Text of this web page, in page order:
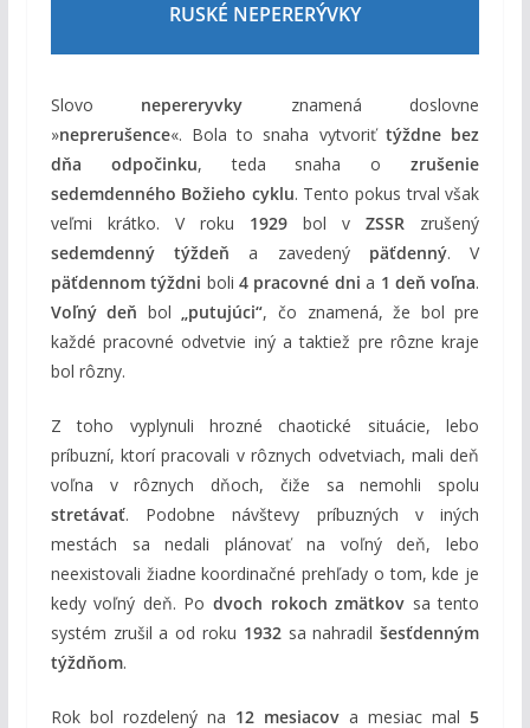
RUSKÉ NEPERERÝVKY
Slovo nepereryvky znamená doslovne
»neprerušence«. Bola to snaha vytvoriťtýždne bez
dňa odpočinku, teda snaha ozrušenie
sedemdenného Božieho cyklu. Tento pokus trval však
veľmi krátko. V roku 1929 bol vZSSR zrušený
sedemdenný týždeň a zavedený päťdenný. V
päťdennom týždni boli 4 pracovné dni a 1 deň voľna.
Voľný deň bol„putujúci“, čo znamená, že bol pre
každé pracovné odvetvie iný a taktiež pre rôzne kraje
bol rôzny.
Z toho vyplynuli hrozné chaotické situácie, lebo
príbuzní, ktorí pracovali v rôznych odvetviach, mali deň
voľna v rôznych dňoch, čiže sa nemohli spolu
stretávať. Podobne návštevy príbuzných v iných
mestách sa nedali plánovať na voľný deň, lebo
neexistovali žiadne koordinačné prehľady o tom, kde je
kedy voľný deň. Po dvoch rokoch zmätkov sa tento
systém zrušil a od roku 1932sa nahradilšesťdenným
týždňom.
Rok bol rozdelený na 12 mesiacov a mesiac mal5